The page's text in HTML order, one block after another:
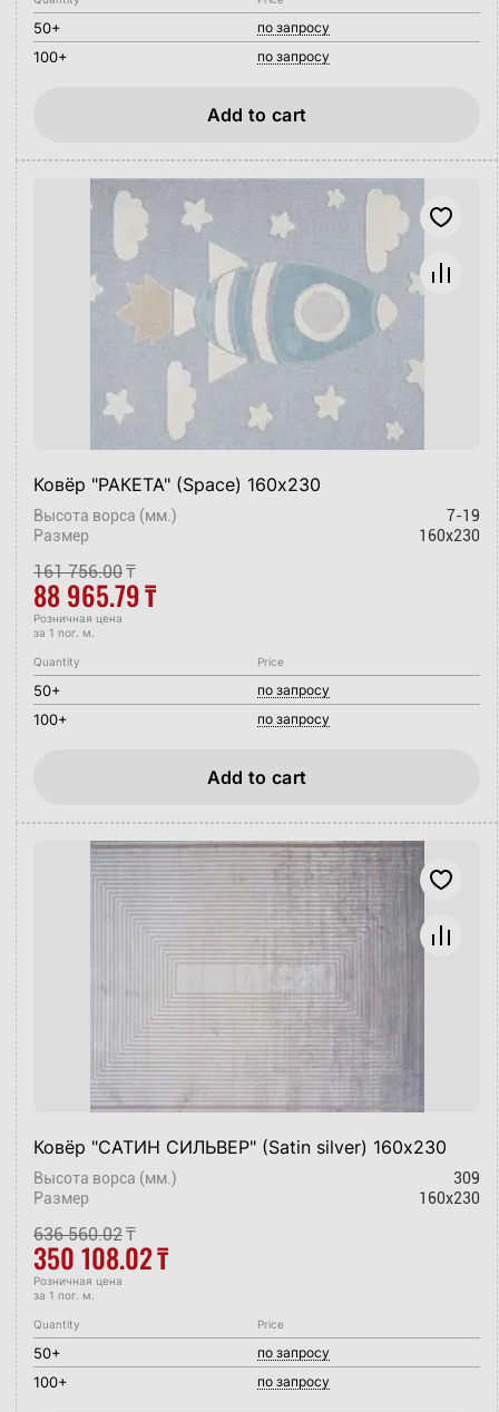
50+
100+
по запросу
по запросу
Add to cart
Ковёр "РАКЕТА" (Space) 160х230
Высота ворса (мм.)
7-19
Размер
160x230
161 756.00₸
88 965.79₸
Розничная цена
за 1 пог. м.
Quantity
50+
100+
Price
по запросу
по запросу
Add to cart
Ковёр "САТИН СИЛЬВЕР" (Satin silver) 160х230
Высота ворса (мм.)
309
Размер
160x230
636 560.02₸
350 108.02₸
Розничная цена
за 1 пог. м.
Quantity
50+
100+
Price
по запросу
по запросу